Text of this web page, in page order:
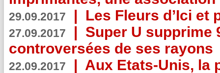
29.09.2017 | Les Fleurs d’Ici et
27.09.2017 | Super U supprime
controversées de ses rayons
22.09.2017 | Aux Etats-Unis, la